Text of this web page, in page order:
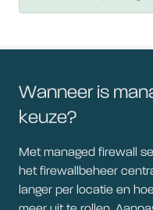
Wanneer is
keuze?
Met managed firewall
het firewallbeheer
langer per locatie en